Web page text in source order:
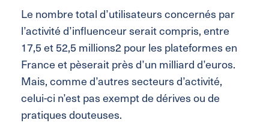
Le nombre total d’utilisateurs concernés par
l’activité d’influenceur serait compris, entre
17,5 et 52,5 millions2 pour les plateformes en
France et pèserait près d’un milliard d’euros.
Mais, comme d’autres secteurs d’activité,
celui-ci n’est pas exempt de dérives ou de
pratiques douteuses.